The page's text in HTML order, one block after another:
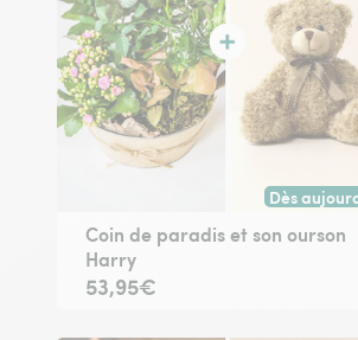
Dès
Livraison
Coin de paradis et son ourson
Harry
53,95€